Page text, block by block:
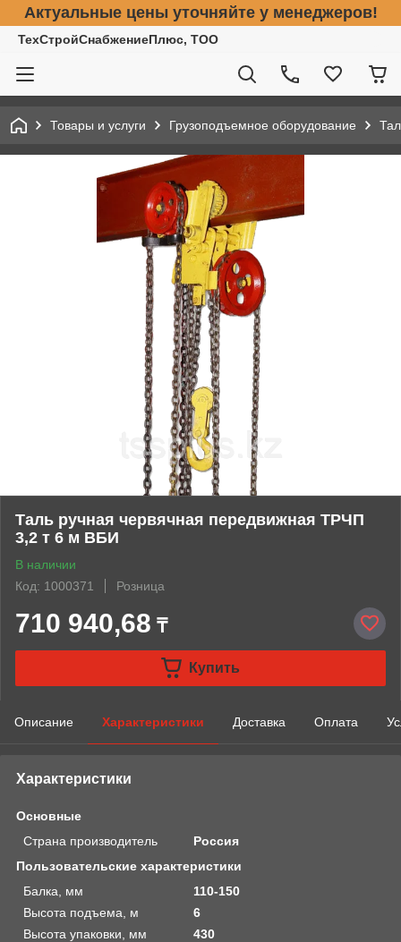
Актуальные цены уточняйте у менеджеров!
ТехСтройСнабжениеПлюс, ТОО
Товары и услуги Грузоподъемное оборудование
Таль ручная червячная передвижная ТРЧП
3,2 т 6 м ВБИ
В наличии
Код: 1000371
Розница
710 940,68 ₸
Купить
Описание Характеристики Доставка Оплата
Характеристики
Основные
Страна производитель
Россия
Пользовательские характеристики
Балка, мм
110-150
Высота подъема, м
6
Высота упаковки, мм
430